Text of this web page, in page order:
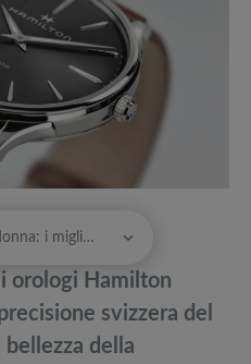
Formula 1 e i modelli storici
migliori automatici
Friday: Tapis roulant, cyclette,
nella Black Friday Week
Orologi Hamilton da donna: i migliori automatici
orologi Hamilton
svizzera del
della